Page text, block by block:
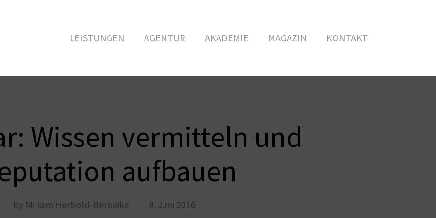
LEISTUNGEN AGENTUR AKADEMIE MAGAZIN KONTAKT
Wissen vermitteln und
aufbauen
By Miriam Herbold-Berneike 9. Juni 2016